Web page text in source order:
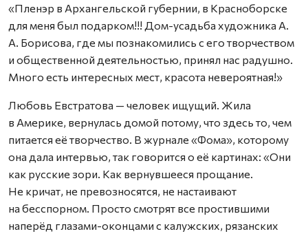
«Пленэр в Архангельской губернии, в Красноборске
для меня был подарком!!! Дом-усадьба художника А.
А. Борисова, где мы познакомились с его творчеством
и общественной деятельностью, принял нас радушно.
Много есть интересных мест, красота невероятная!»
Любовь Евстратова — человек ищущий. Жила
в Америке, вернулась домой потому, что здесь то, чем
питается её творчество. В журнале «Фома», которому
она дала интервью, так говорится о её картинах: «Они
как русские зори. Как вернувшееся прощание.
Не кричат, не превозносятся, не настаивают
на бесспорном. Просто смотрят все простившими
наперёд глазами-оконцами с калужских, рязанских